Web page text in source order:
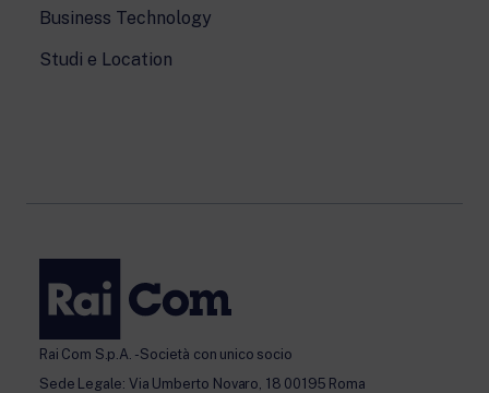
Business Technology
Studi e Location
Rai Com S.p.A. - Società con unico socio
Sede Legale: Via Umberto Novaro, 18 00195 Roma